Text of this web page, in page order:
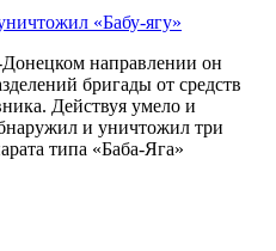
«Бабу-ягу»
направлении он
бригады от средств
Действуя умело и
и уничтожил три
типа «Баба-Яга»